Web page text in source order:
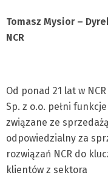
Tomasz Mysior –
NCR
Od ponad 21 lat w
Sp. z o.o. pełni funkcje
związane ze
odpowiedzialny za
rozwiązań NCR do
klientów z sektora